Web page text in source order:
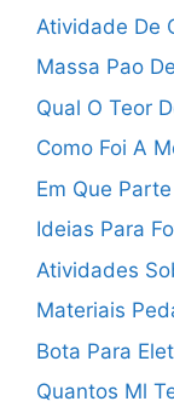
Atividade De
Massa Pao
Qual O Teor
Como Foi A
Em Que
Ideias Para
Atividades
Materiais
Bota Para
Quantos Ml